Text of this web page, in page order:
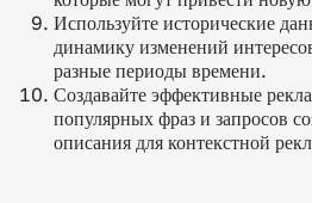
Используйте исторические
динамику изменений
разные периоды времени.
Создавайте эффективные
популярных фраз и запросов
описания для контекстной